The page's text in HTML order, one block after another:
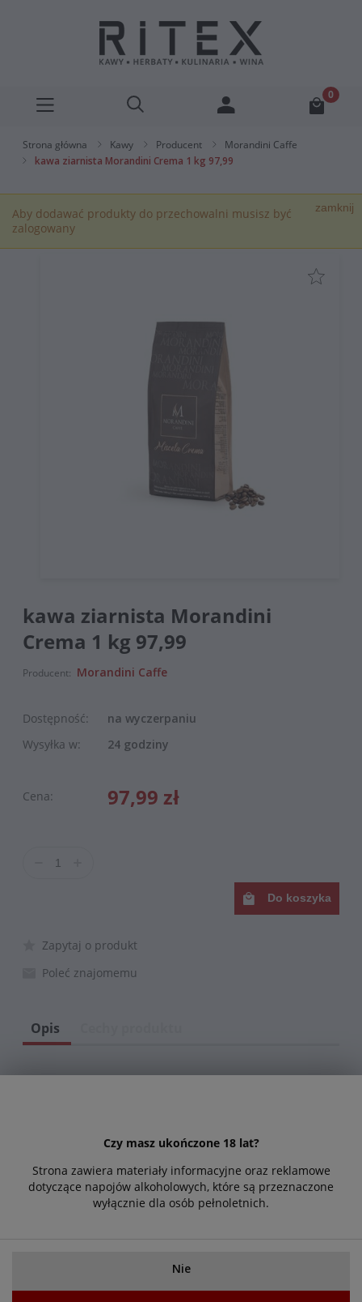
Strona główna Kawy Producent
Morandini Caffe
kawa ziarnista Morandini Crema 1 kg 97,99
zamknij
Aby dodawać produkty do przechowalni musisz być
zalogowany
Czy masz ukończone 18 lat?
Strona zawiera materiały informacyjne oraz reklamowe
dotyczące napojów alkoholowych, które są przeznaczone
wyłącznie dla osób pełnoletnich.
Nie
kawa ziarnista Morandini
Crema 1 kg 97,99
Producent: Morandini Caffe
Dostępność:
na wyczerpaniu
Wysyłka w:
24 godziny
Cena: 97,99 zł
Do koszyka
Zapytaj o produkt
Poleć znajomemu
Opis
którzy preferują kawę o dobrze zdefiniowanym smaku.
Nasza kawa jest palona w tradycyjny sposób i poddawana
ciągłej kontroli, aby za każdym razem zapewnić
Państwu prawdziwe włoskie espresso.
Morandiniego, powstaje maleńkie laboratorium kawowe